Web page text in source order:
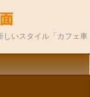
しいスタイル「カフェ車